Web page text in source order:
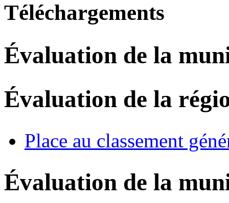
Téléchargements
Évaluation de la
Évaluation de la
Place au classement
Évaluation de la